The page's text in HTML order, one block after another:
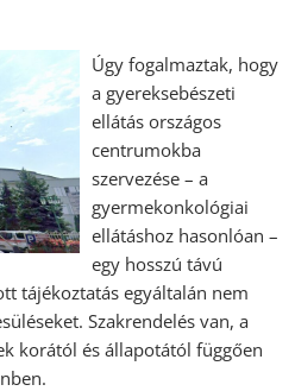
Úgy fogalmaztak, hogy
a gyereksebészeti
ellátás országos
centrumokba
szervezése – a
gyermekonkológiai
ellátáshoz hasonlóan –
egy hosszú távú
tájékoztatás egyáltalán nem
Szakrendelés van, a
korától és állapotától függően